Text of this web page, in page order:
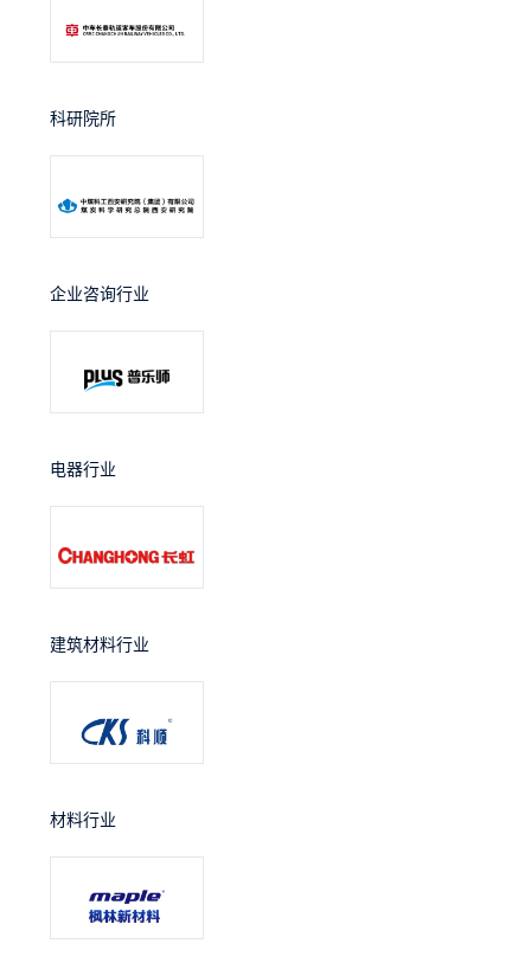
科研院所
企业咨询行业
电器行业
建筑材料行业
材料行业